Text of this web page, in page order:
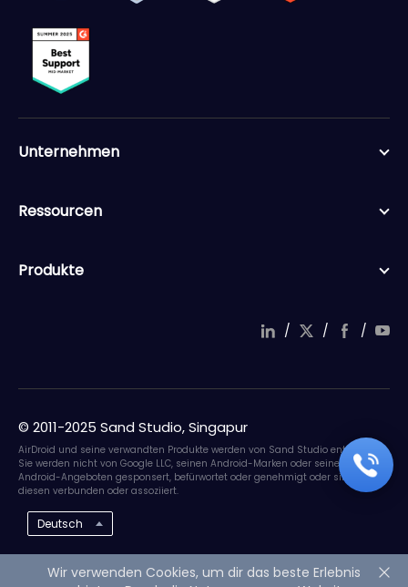
Unternehmen
Ressourcen
Produkte
/ / /
© 2011-2025 Sand Studio, Singapur
AirDroid und seine verwandten Produkte werden von Sand Studio entwickelt.
Sie werden nicht von Google LLC, seinen Android-Marken oder seinen
Android-Angeboten gesponsert, befürwortet oder genehmigt oder sind mit
diesen verbunden oder assoziiert.
Deutsch
Wir verwenden Cookies, um dir das beste Erlebnis